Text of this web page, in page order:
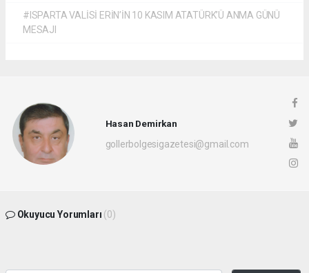
#ISPARTA VALİSİ ERİN’İN 10 KASIM ATATÜRK’Ü ANMA GÜNÜ
MESAJI
Hasan Demirkan
gollerbolgesigazetesi@gmail.com
Okuyucu Yorumları (0)